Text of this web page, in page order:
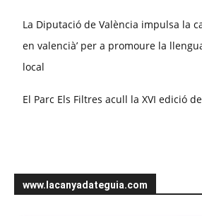
La Diputació de València impulsa la
en valencià’ per a promoure la
local
El Parc Els Filtres acull la XVI edició
www.lacanyadateguia.com